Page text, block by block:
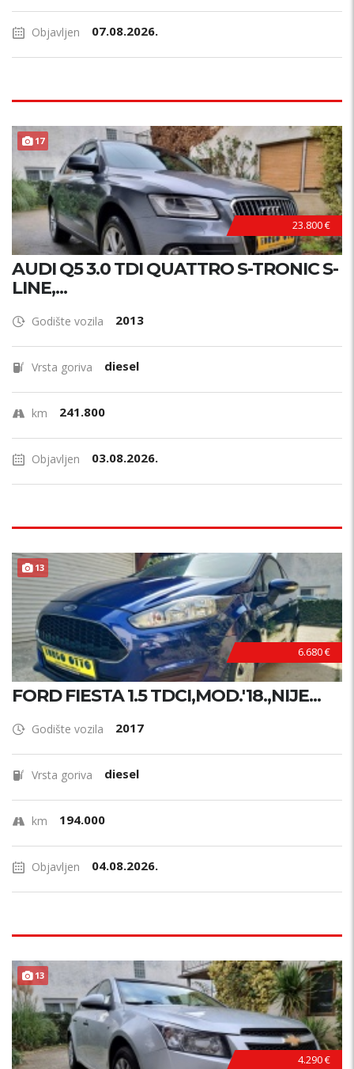
Objavljen 07.08.2026.
17
23.800 €
AUDI Q5 3.0 TDI QUATTRO S-TRONIC S-
LINE,...
Godište vozila 2013
Vrsta goriva diesel
km 241.800
Objavljen 03.08.2026.
13
6.680 €
FORD FIESTA 1.5 TDCI,MOD.'18.,NIJE...
Godište vozila 2017
Vrsta goriva diesel
km 194.000
Objavljen 04.08.2026.
13
4.290 €